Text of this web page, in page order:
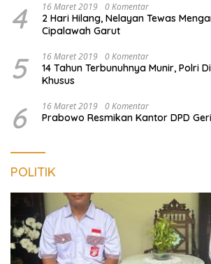
4 16 Maret 2019 0 Komentar
2 Hari Hilang, Nelayan Tewas
Cipalawah Garut
5 16 Maret 2019 0 Komentar
14 Tahun Terbunuhnya Munir, Polri
Khusus
6 16 Maret 2019 0 Komentar
Prabowo Resmikan Kantor DPD
POLITIK